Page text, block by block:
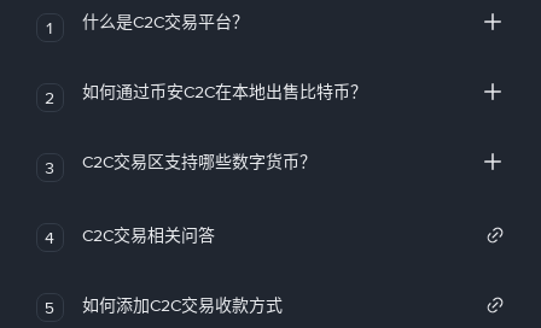
1 什么是C2C交易平台？
2 如何通过币安C2C在本地出售比特币？
3 C2C交易区支持哪些数字货币？
4 C2C交易相关问答
5 如何添加C2C交易收款方式